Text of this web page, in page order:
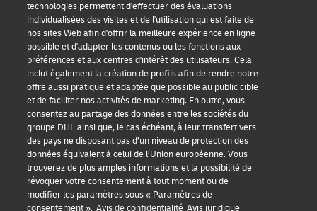
Conditions d’utilisation
Avis de confidentialité
Accessibilité
Informations complémentaires
Paramètres des cookies
Suivez-nous
technologies permettent d'effectuer des évaluations
individualisées des visites et de l'utilisation qui est faite de
nos sites Web afin d'offrir la meilleure expérience en ligne
possible et d'adapter les contenus ou les fonctions aux
préférences et aux centres d'intérêt des utilisateurs. Cela
inclut également la création de profils afin de rendre notre
offre aussi pratique et adaptée que possible au public cible
et de faciliter nos activités de marketing. En outre, vous
consentez au partage des données entre les sociétés du
groupe DHL ainsi que, le cas échéant, à leur transfert vers
des pays ne disposant pas d’un niveau de protection des
données équivalent à celui de l’Union européenne. Vous
trouverez de plus amples informations et la possibilité de
révoquer votre consentement à tout moment ou de
modifier les paramètres sous « Paramètres de
consentement ». Avis de confidentialité Avis juridique